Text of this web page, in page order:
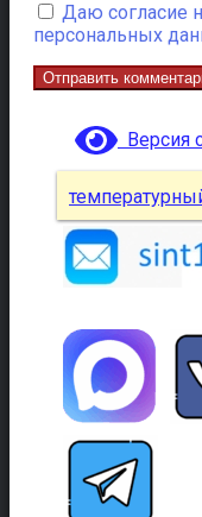
Даю согласие
персональных
Версия